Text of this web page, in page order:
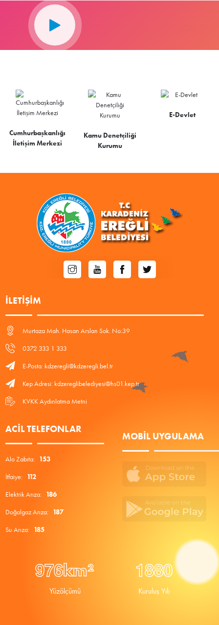
Cumhurbaşkanlığı
İletişim Merkezi
Kamu Denetçiliği
Kurumu
E-Devlet
İLETIŞIM
Murtaza Mah. Hasan Arslan Sok. No:39
0372 333 1 333
E-Posta: kdzeregli@kdzeregli.bel.tr
Kep Adresi: kdzereglibelediyesi@hs01.kep.tr
KVKK Aydınlatma Metni
ACIL TELEFONLAR
Alo Zabıta: 153
İtfaiye: 112
Elektrik Arıza: 186
Doğalgaz Arıza: 187
Su Arıza: 185
MOBIL UYGULAMA
976km²
Yüzölçümü
1880
Kuruluş Yılı